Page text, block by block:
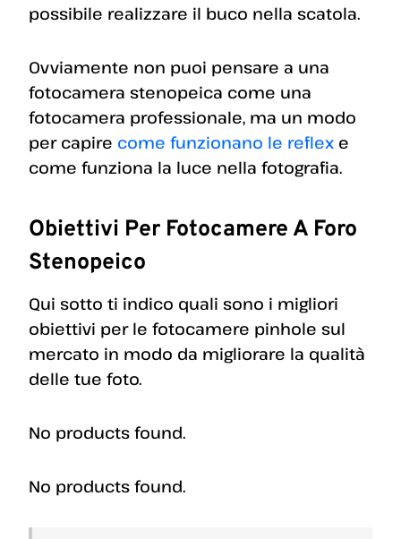
possibile realizzare il buco nella scatola.
Ovviamente non puoi pensare a una
fotocamera stenopeica come una
fotocamera professionale, ma un modo
per capire come funzionano le reflex e
come funziona la luce nella fotografia.
Obiettivi Per Fotocamere A Foro
Stenopeico
Qui sotto ti indico quali sono i migliori
obiettivi per le fotocamere pinhole sul
mercato in modo da migliorare la qualità
delle tue foto.
No products found.
No products found.